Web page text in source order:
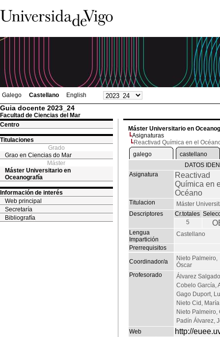
Galego Castellano English
Guia docente 2023_24
Facultad de Ciencias del Mar
Centro
Titulaciones
Grado
Grao en Ciencias do Mar
Máster
Máster Universitario en
Oceanografía
Información de interés
Web principal
Secretaría
Bibliografía
Máster Universitario en
Asignaturas
Reactivad Química en el
galego
castellano
DATOS
Asignatura
Reactivad
Química en
Océano
Titulacion
Máster
Descriptores
Cr.totales
5
Lengua
Impartición
Castellano
Prerrequisitos
Coordinador/a
Nieto Palmeiro,
Óscar
Profesorado
Álvarez
Cobelo García,
Gago Duport,
Nieto Cid,
Nieto Palmeiro,
Padín Álvarez,
Web
http://